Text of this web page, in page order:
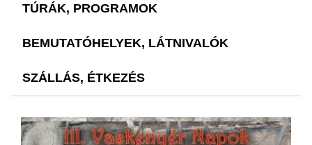
TÚRÁK, PROGRAMOK
BEMUTATÓHELYEK, LÁTNIVALÓK
SZÁLLÁS, ÉTKEZÉS